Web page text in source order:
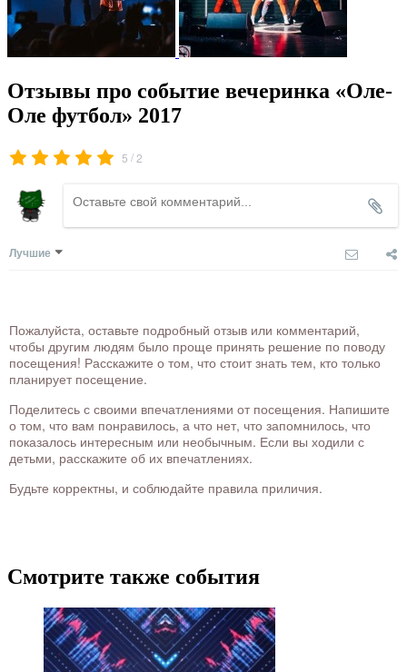
Отзывы про событие вечеринка «Оле-
Оле футбол» 2017
5 /2
Лучшие
Пожалуйста, оставьте подробный отзыв или комментарий,
чтобы другим людям было проще принять решение по поводу
посещения! Расскажите о том, что стоит знать тем, кто только
планирует посещение.
Поделитесь с своими впечатлениями от посещения. Напишите
о том, что вам понравилось, а что нет, что запомнилось, что
показалось интересным или необычным. Если вы ходили с
детьми, расскажите об их впечатлениях.
Будьте корректны, и соблюдайте правила приличия.
Смотрите также события